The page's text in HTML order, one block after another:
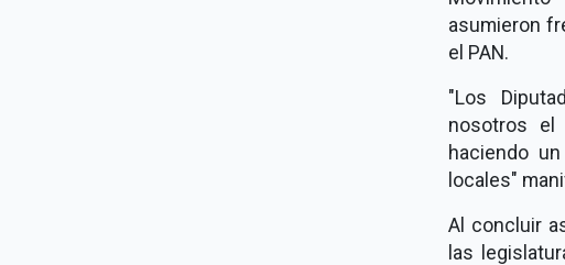
asumieron
el PAN.
"Los
nosotros el
haciendo
locales"
Al concluir
las